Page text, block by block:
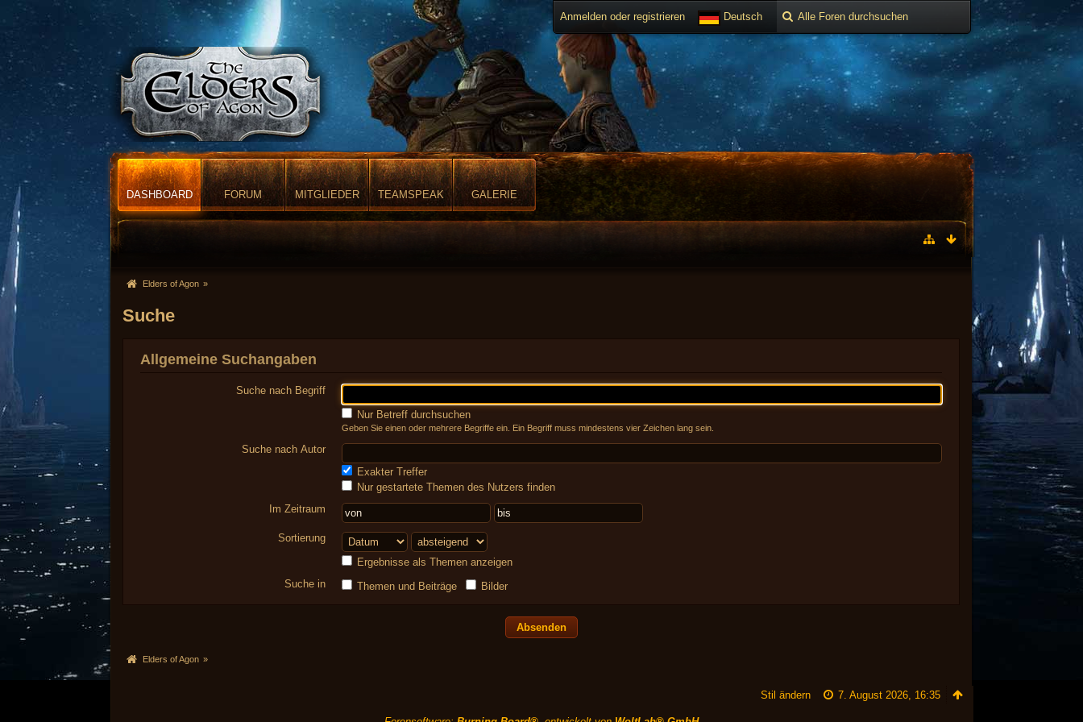
Anmelden oder registrieren Deutsch
DASHBOARD FORUM MITGLIEDER TEAMSPEAK GALERIE
Elders of Agon »
Suche
Allgemeine Suchangaben
Suche nach Begriff
Nur Betreff durchsuchen
Geben Sie einen oder mehrere Begriffe ein. Ein Begriff muss mindestens vier Zeichen lang sein.
Suche nach Autor
Exakter Treffer
Nur gestartete Themen des Nutzers finden
Im Zeitraum
Sortierung
Ergebnisse als Themen anzeigen
Suche in
Themen und Beiträge Bilder
Elders of Agon »
7. August 2026, 16:35
Stil ändern